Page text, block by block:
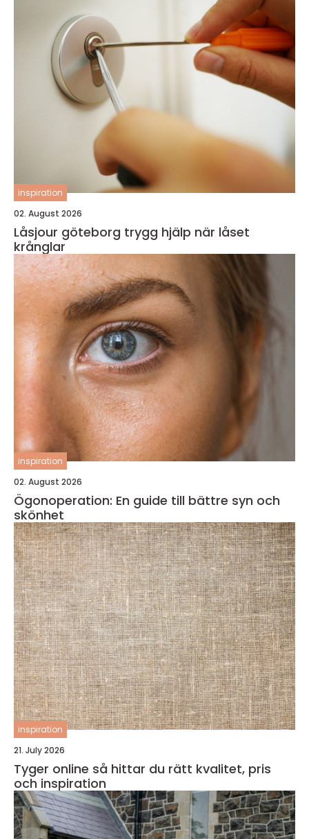
inspiration
02. August 2026
Låsjour göteborg trygg hjälp när låset
krånglar
inspiration
02. August 2026
Ögonoperation: En guide till bättre syn och
skönhet
inspiration
21. July 2026
Tyger online så hittar du rätt kvalitet, pris
och inspiration